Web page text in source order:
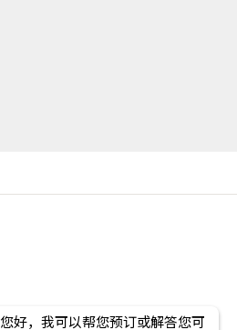
您好，我可以帮您预订或解答您可